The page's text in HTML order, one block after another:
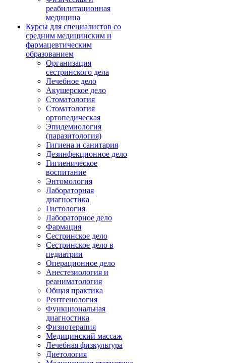
реабилитационная
медицина
Курсы для специалистов со
средним медицинским и
фармацевтическим
образованием
Организация
сестринского дела
Лечебное дело
Акушерское дело
Стоматология
Стоматология
ортопедическая
Эпидемиология
(паразитология)
Гигиена и санитария
Дезинфекционное дело
Гигиеническое
воспитание
Энтомология
Лабораторная
диагностика
Гистология
Лабораторное дело
Фармация
Сестринское дело
Сестринское дело в
педиатрии
Операционное дело
Анестезиология и
реаниматология
Общая практика
Рентгенология
Функциональная
диагностика
Физиотерапия
Медицинский массаж
Лечебная физкультура
Диетология